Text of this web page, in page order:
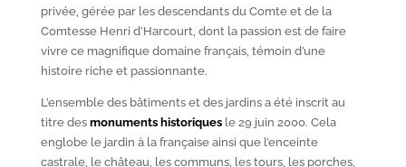
privée, gérée par les descendants du Comte et de la
Comtesse Henri d’Harcourt, dont la passion est de faire
vivre ce magnifique domaine français, témoin d’une
histoire riche et passionnante.
L’ensemble des bâtiments et des jardins a été inscrit au
titre des monuments historiquesle 29 juin 2000. Cela
englobe le jardin à la française ainsi que l’enceinte
castrale, le château, les communs, les tours, les porches,